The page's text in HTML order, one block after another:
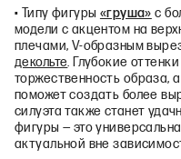
• Типу фигуры «груша» с
модели с акцентом на
плечами, V-образным
декольте. Глубокие
торжественность образа,
поможет создать более
силуэта также станет
фигуры — это
актуальной вне